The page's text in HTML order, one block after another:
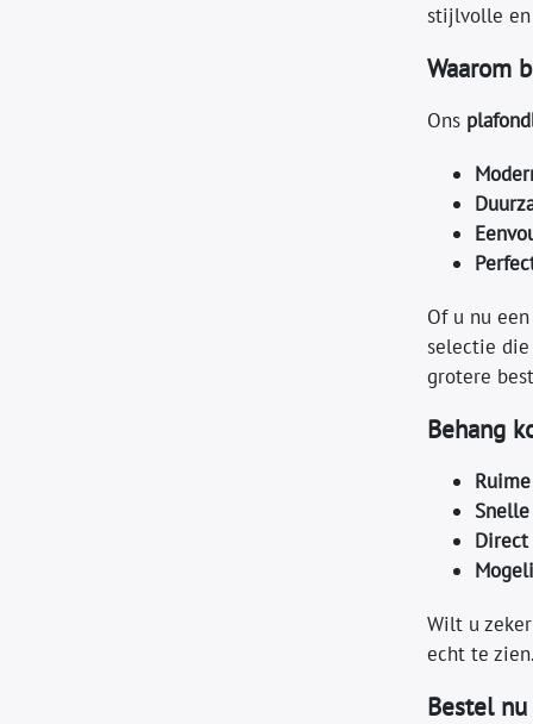
stijlvolle en
Waarom
Ons
Of u nu een
selectie die
grotere
Behang
Direct
Wilt u
echt te
Bestel